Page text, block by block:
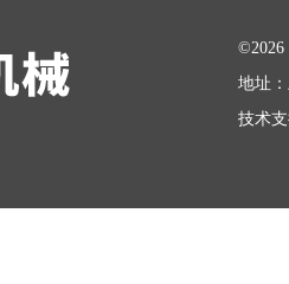
地址
技术